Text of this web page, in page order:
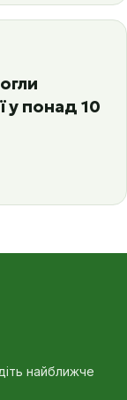
у понад 10
найближче